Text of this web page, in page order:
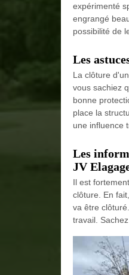
expérimenté
engrangé
possibilité de
Les
La clôture
vous sachiez
bonne
place la
une influence
Les
JV
Il est
clôture. En
va être
travail.